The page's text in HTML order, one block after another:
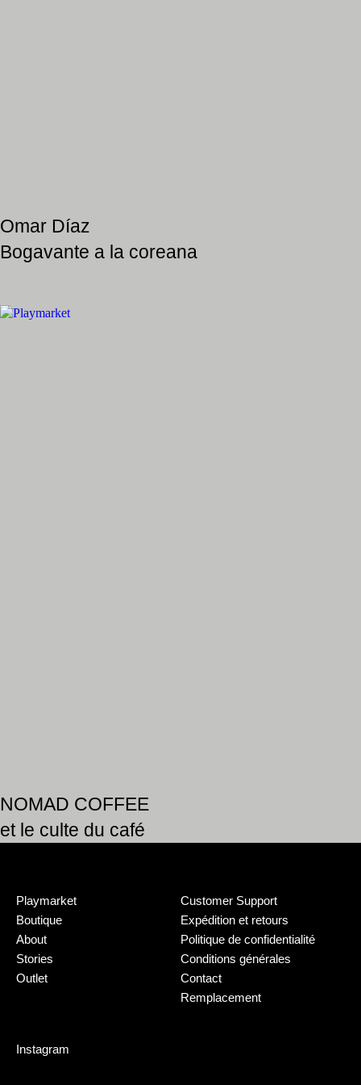
Omar Díaz
Bogavante a la coreana
NOMAD COFFEE
et le culte du café
Playmarket
Boutique
About
Stories
Outlet
Customer Support
Expédition et retours
Politique de confidentialité
Conditions générales
Contact
Remplacement
Instagram